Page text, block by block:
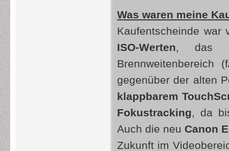
Was waren meine
Kaufentscheinde
ISO-Werten, das
gegenüber der alten
klappbarem
Fokustracking, da
Auch die neu Canon
Zukunft im